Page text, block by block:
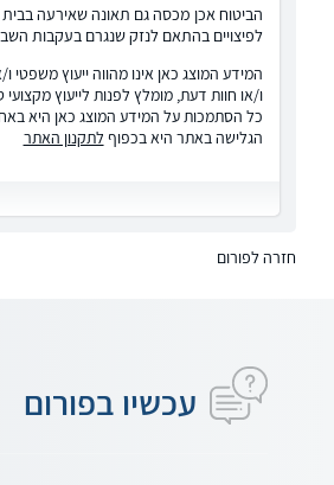
הביטוח אכן מכסה גם תאונה שאירעה בבית
לפיצויים בהתאם לנזק שנגרם בעקבות
המידע המוצג כאן אינו מהווה ייעוץ משפטי
ו/או חוות דעת, מומלץ לפנות לייעוץ
כל הסתמכות על המידע המוצג כאן היא
הגלישה באתר היא בכפוף לתקנון האתר
חזרה לפורום
עכשיו בפורום